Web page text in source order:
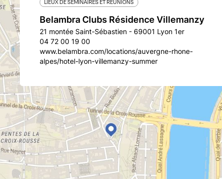
LIEUX DE SÉMINAIRES ET RÉUNIONS
Belambra Clubs Résidence Villemanzy
21 montée Saint-Sébastien - 69001 Lyon 1er
04 72 00 19 00
www.belambra.com/locations/auvergne-rhone-
alpes/hotel-lyon-villemanzy-summer